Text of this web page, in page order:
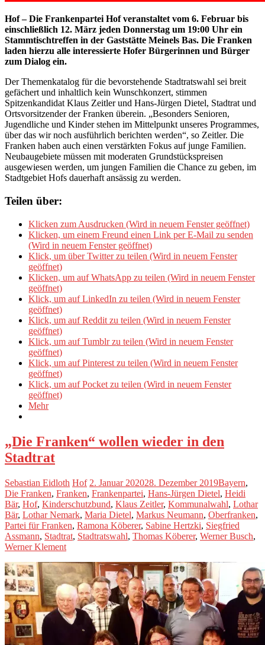
Hof – Die Frankenpartei Hof veranstaltet vom 6. Februar bis
einschließlich 12. März jeden Donnerstag um 19:00 Uhr ein
Stammtischtreffen in der Gaststätte Meinels Bas. Die Franken
laden hierzu alle interessierte Hofer Bürgerinnen und Bürger
zum Dialog ein.
Der Themenkatalog für die bevorstehende Stadtratswahl sei breit
gefächert und inhaltlich kein Wunschkonzert, stimmen
Spitzenkandidat Klaus Zeitler und Hans-Jürgen Dietel, Stadtrat und
Ortsvorsitzender der Franken überein. „Besonders Senioren,
Jugendliche und Kinder stehen im Mittelpunkt unseres Programmes,
über das wir noch ausführlich berichten werden“, so Zeitler. Die
Franken haben auch einen verstärkten Fokus auf junge Familien.
Neubaugebiete müssen mit moderaten Grundstückspreisen
ausgewiesen werden, um jungen Familien die Chance zu geben, im
Stadtgebiet Hofs dauerhaft ansässig zu werden.
Teilen über:
Klicken zum Ausdrucken (Wird in neuem Fenster geöffnet)
Klicken, um einem Freund einen Link per E-Mail zu senden
(Wird in neuem Fenster geöffnet)
Klick, um über Twitter zu teilen (Wird in neuem Fenster
geöffnet)
Klicken, um auf WhatsApp zu teilen (Wird in neuem Fenster
geöffnet)
Klick, um auf LinkedIn zu teilen (Wird in neuem Fenster
geöffnet)
Klick, um auf Reddit zu teilen (Wird in neuem Fenster
geöffnet)
Klick, um auf Tumblr zu teilen (Wird in neuem Fenster
geöffnet)
Klick, um auf Pinterest zu teilen (Wird in neuem Fenster
geöffnet)
Klick, um auf Pocket zu teilen (Wird in neuem Fenster
geöffnet)
Mehr
„Die Franken“ wollen wieder in den
Stadtrat
Sebastian Eidloth Hof 2. Januar 202028. Dezember 2019Bayern,
Die Franken, Franken, Frankenpartei, Hans-Jürgen Dietel, Heidi
Bär, Hof, Kinderschutzbund, Klaus Zeitler, Kommunalwahl, Lothar
Bär, Lothar Nemark, Maria Dietel, Markus Neumann, Oberfranken,
Partei für Franken, Ramona Köberer, Sabine Hertzki, Siegfried
Assmann, Stadtrat, Stadtratswahl, Thomas Köberer, Werner Busch,
Werner Klement